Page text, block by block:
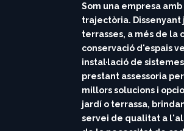
Som una empresa
trajectòria. Dissenyant
terrasses, a més de la
conservació d'espais
instal·lació de
prestant assessoria
millors solucions i
jardí o terrassa,
servei de qualitat a